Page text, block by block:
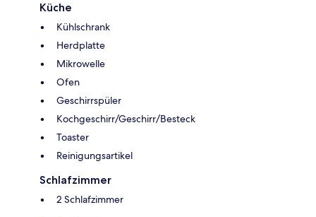
Küche
Kühlschrank
Herdplatte
Mikrowelle
Ofen
Geschirrspüler
Kochgeschirr/Geschirr/Besteck
Toaster
Reinigungsartikel
Schlafzimmer
2 Schlafzimmer